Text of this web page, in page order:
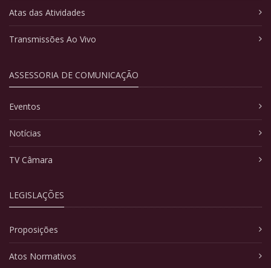
Atas das Atividades
Transmissões Ao Vivo
ASSESSORIA DE COMUNICAÇÃO
Eventos
Notícias
TV Câmara
LEGISLAÇÕES
Proposições
Atos Normativos